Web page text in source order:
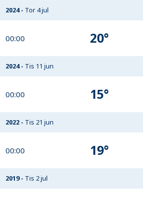
2024- Tor 4 jul
00:00 20°
2024- Tis 11 jun
00:00 15°
2022 - Tis 21 jun
00:00 19°
2019- Tis 2 jul